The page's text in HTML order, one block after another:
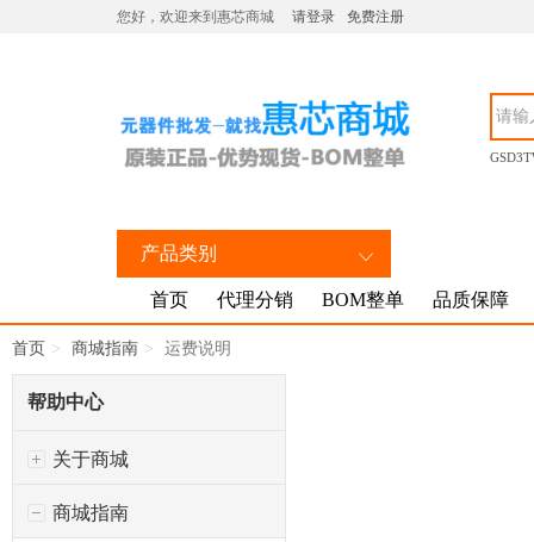
您好，欢迎来到惠芯商城 请登录 免费注册
产品类别
首页 代理分销 BOM整单 品质保障
首页 商城指南 运费说明
帮助中心
关于商城
商城指南